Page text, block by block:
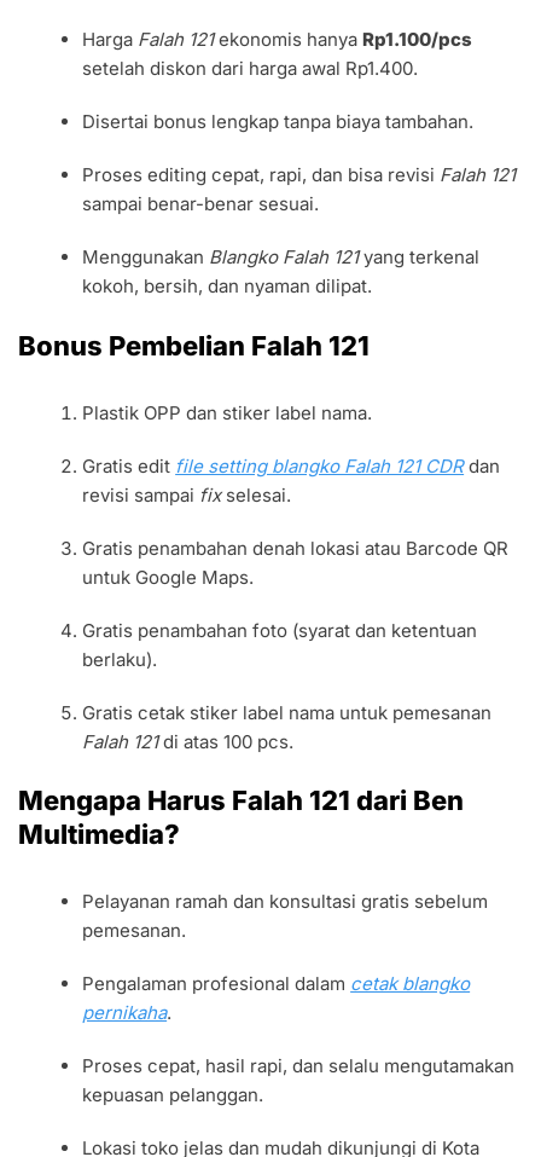
Harga Falah 121ekonomis hanyaRp1.100/pcs
setelah diskon dari harga awal Rp1.400.
Disertai bonus lengkap tanpa biaya tambahan.
Proses editing cepat, rapi, dan bisa revisi Falah 121
sampai benar-benar sesuai.
Menggunakan Blangko Falah 121yang terkenal
kokoh, bersih, dan nyaman dilipat.
Bonus Pembelian Falah 121
Plastik OPP dan stiker label nama.
Gratis edit file setting blangko Falah 121 CDRdan
revisi sampai fixselesai.
Gratis penambahan denah lokasi atau Barcode QR
untuk Google Maps.
Gratis penambahan foto (syarat dan ketentuan
berlaku).
Gratis cetak stiker label nama untuk pemesanan
Falah 121di atas 100 pcs.
Mengapa Harus Falah 121 dari Ben
Multimedia?
Pelayanan ramah dan konsultasi gratis sebelum
pemesanan.
Pengalaman profesional dalam cetak blangko
pernikaha.
Proses cepat, hasil rapi, dan selalu mengutamakan
kepuasan pelanggan.
Lokasi toko jelas dan mudah dikunjungi di Kota